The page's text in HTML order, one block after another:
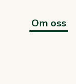
Om oss